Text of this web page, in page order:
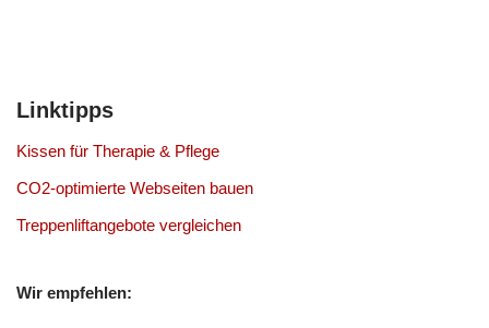
Linktipps
Kissen für Therapie & Pflege
CO2-optimierte Webseiten bauen
Treppenliftangebote vergleichen
Wir empfehlen: